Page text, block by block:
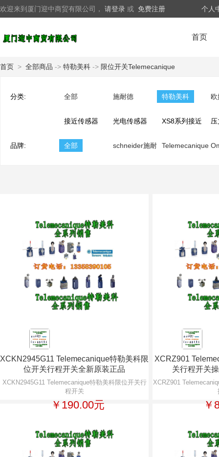
欢迎来到厦门迎中商贸有限公司， 请登录 或 免费注册 个人
首页
首页 > 全部商品 -> 特勒美科 -> 限位开关Telemecanique
分类: 全部 施耐德 特勒美科 欧
接近传感器
Telemecanique
光电传感器
Telemecanique
XS8系列接近
传感器
品牌: 全部 schneider施耐 Telemecanique
XCKN2945G11 Telemecanique特勒美科限
位开关行程开关全新原装正品
XCKN2945G11 Telemecanique特勒美科限位开关行
程开关
￥190.00元
XCRZ901
关行程开关
XCRZ901
￥